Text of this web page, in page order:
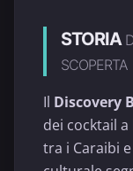
STORIA
SCOPERTA
Il Discovery
dei cocktail
tra i Caraibi